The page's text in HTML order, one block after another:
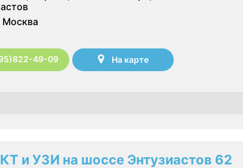
Москва
49-09 На карте
и УЗИ на шоссе Энтузиастов 62